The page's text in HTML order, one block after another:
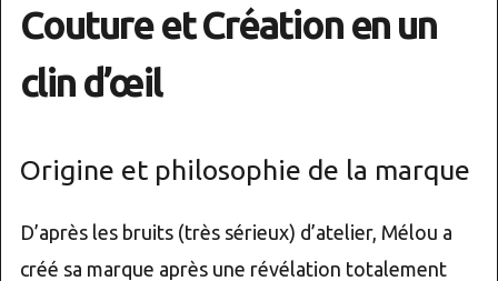
Couture et Création en un
clin d’œil
Origine et philosophie de la marque
D’après les bruits (très sérieux) d’atelier, Mélou a
créé sa marque après une révélation totalement